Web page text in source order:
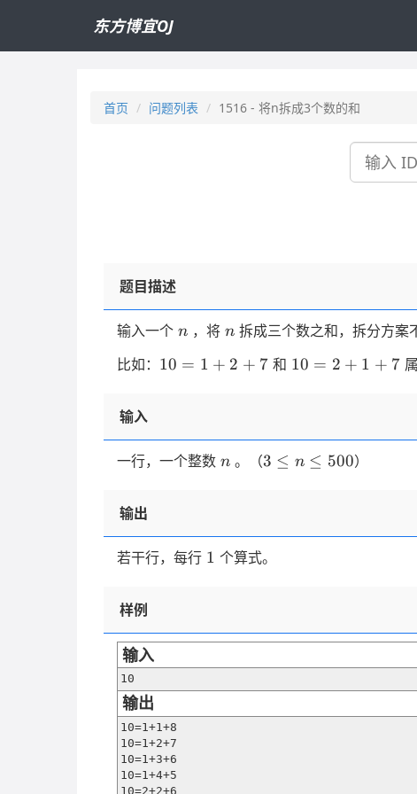
东方博宜OJ
首页 问题列表 1516 - 将n拆成3个数的和
搜
题目描述
输入一个 n
n ，将 n
n 拆成三个数之和，拆分方案
比如： 10=1+2+7
10 = 1 + 2 + 7和 10=2+1+7
10 = 2 + 1 + 7属
输入
一行，一个整数 n
n 。（3
500
3 ≤ n ≤ 500）
输出
若干行，每行 1
1 个算式。
样例
输入
10
输出
10=1+1+8
10=1+2+7
10=1+3+6
10=1+4+5
10=2+2+6